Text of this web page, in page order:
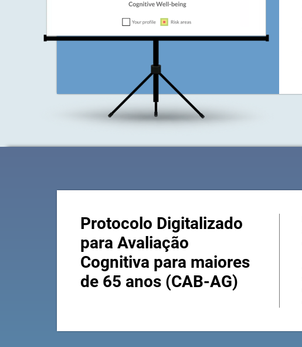
Protocolo Digitalizado
para Avaliação
Cognitiva para maiores
de 65 anos (CAB-AG)